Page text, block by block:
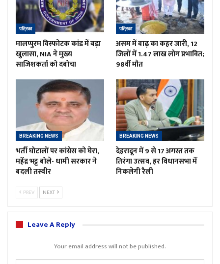
पत्रिका
मालप्पुरम विस्फोटक कांड में बड़ा
खुलासा, NIA ने मुख्य
साजिशकर्ता को दबोचा
पत्रिका
असम में बाढ़ का कहर जारी, 12
जिलों में 1.47 लाख लोग प्रभावित;
98वीं मौत
BREAKING NEWS
भर्ती घोटालों पर कांग्रेस को घेरा,
महेंद्र भट्ट बोले- धामी सरकार ने
बदली तस्वीर
BREAKING NEWS
देहरादून में 9 से 17 अगस्त तक
तिरंगा उत्सव, हर विधानसभा में
निकलेगी रैली
PREV NEXT
Leave A Reply
Your email address will not be published.